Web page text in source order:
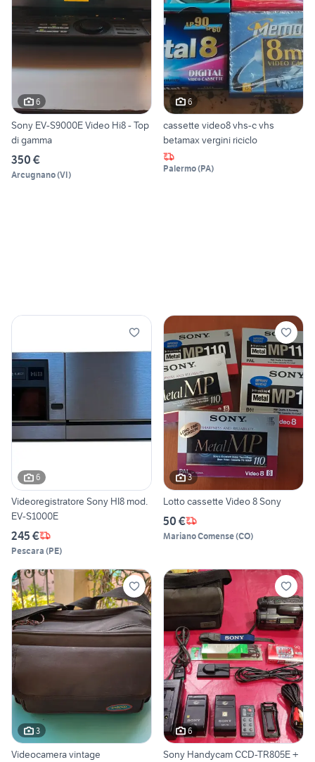
6
Sony EV-S9000E Video Hi8 - Top
di gamma
350 €
Arcugnano(VI)
6
cassette video8 vhs-c vhs
betamax vergini riciclo
Palermo(PA)
6
Videoregistratore Sony HI8 mod.
EV-S1000E
245 €
Pescara (PE)
3
Lotto cassette Video 8 Sony
50 €
Mariano Comense(CO)
3
Videocamera vintage
6
Sony Handycam CCD-TR805E +